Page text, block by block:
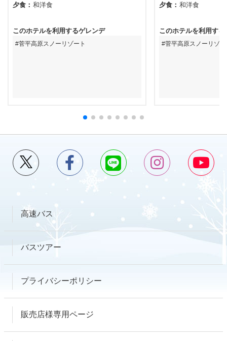
夕食
和洋食
このホテルを利用するゲレンデ
菅平高原スノーリゾート
夕食
和洋食
このホテルを利用する
菅平高原スノーリゾー
高速バス
バスツアー
プライバシーポリシー
販売店様専用ページ